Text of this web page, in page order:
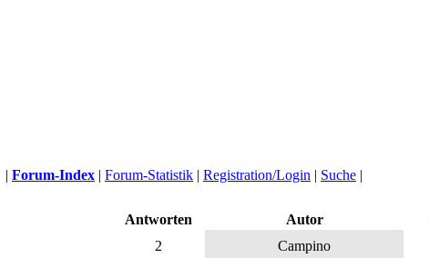
| Forum-Index | Forum-Statistik | Registration/Login | Suche |
Antworten Autor
2 Campino